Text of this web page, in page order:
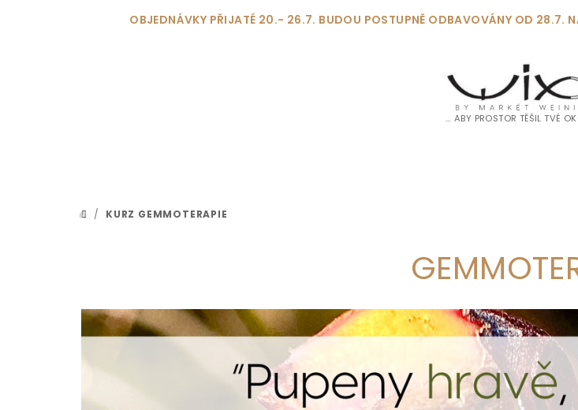
OBJEDNÁVKY PŘIJATÉ 20.- 26.7. BUDOU POSTUPNĚ ODBAVOVÁNY OD 28.7.
… ABY PROSTOR TĚŠIL TVÉ
DOMŮ
/ KURZ GEMMOTERAPIE